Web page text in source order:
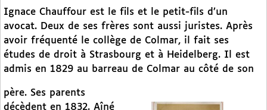
Ignace Chauffour est le fils et le petit-fils d’un
avocat. Deux de ses frères sont aussi juristes. Après
avoir fréquenté le collège de Colmar, il fait ses
études de droit à Strasbourg et à Heidelberg. Il est
admis en 1829 au barreau de Colmar au côté de son
père. Ses parents
décèdent en 1832. Aîné